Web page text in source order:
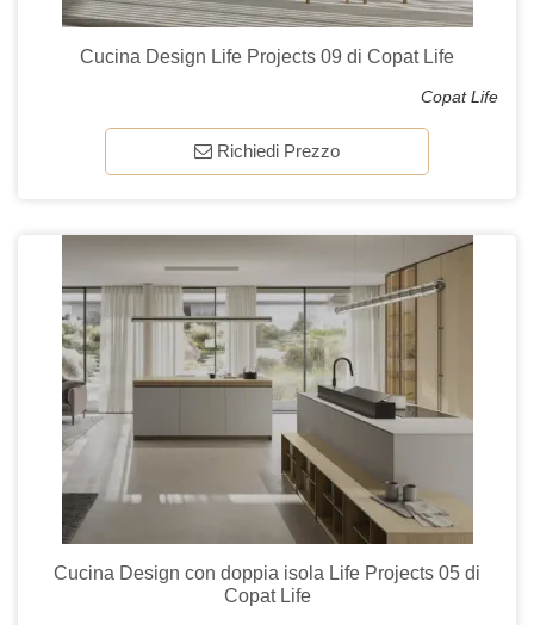
Cucina Design Life Projects 09 di Copat Life
Copat Life
Richiedi Prezzo
Cucina Design con doppia isola Life Projects 05 di
Copat Life